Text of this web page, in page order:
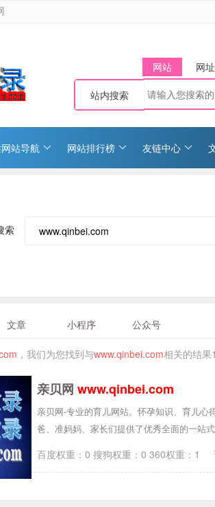
网站 网址
站内搜索
站导航 网站排行榜 友链中心
索
文章 小程序 公众号
，我们为您找到与www.qinbei.com相关的结果
亲贝网 www.qinbei.com
亲贝网-专业的育儿网站。怀孕知识、育儿
爸、准妈妈、家长们提供了优秀全面的一站
百度权重：0 搜狗权重：0 360权重：1